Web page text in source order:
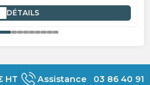
DÉTAILS
HT Assistance 03 86 40 91